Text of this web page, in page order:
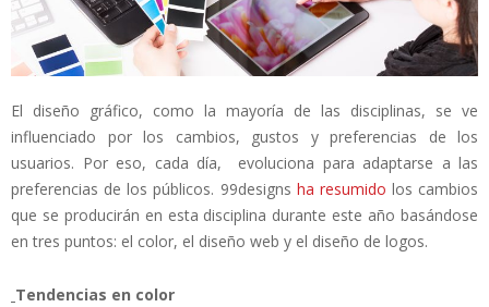
El diseño gráfico, como la mayoría de las disciplinas, se ve
influenciado por los cambios, gustos y preferencias de los
usuarios. Por eso, cada día, evoluciona para adaptarse a las
preferencias de los públicos. 99designs ha resumido los cambios
que se producirán en esta disciplina durante este año basándose
en tres puntos: el color, el diseño web y el diseño de logos.
Tendencias en color